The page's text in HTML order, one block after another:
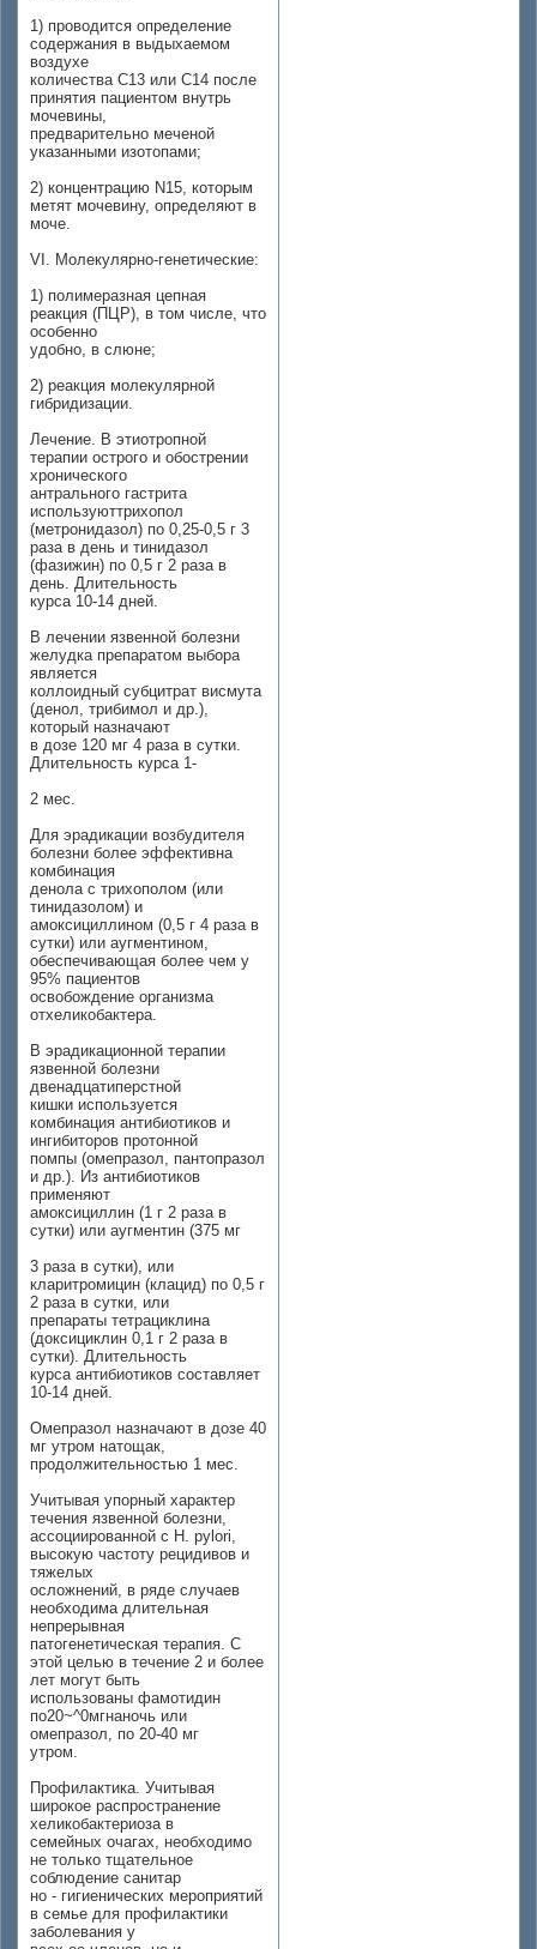
1) проводится определение
содержания в выдыхаемом
воздухе
количества С13 или С14 после
принятия пациентом внутрь
мочевины,
предварительно меченой
указанными изотопами;
2) концентрацию N15, которым
метят мочевину, определяют в
моче.
VI. Молекулярно-генетические:
1) полимеразная цепная
реакция (ПЦР), в том числе, что
особенно
удобно, в слюне;
2) реакция молекулярной
гибридизации.
Лечение. В этиотропной
терапии острого и обострении
хронического
антрального гастрита
используюттрихопол
(метронидазол) по 0,25-0,5 г 3
раза в день и тинидазол
(фазижин) по 0,5 г 2 раза в
день. Длительность
курса 10-14 дней.
В лечении язвенной болезни
желудка препаратом выбора
является
коллоидный субцитрат висмута
(денол, трибимол и др.),
который назначают
в дозе 120 мг 4 раза в сутки.
Длительность курса 1-
2 мес.
Для эрадикации возбудителя
болезни более эффективна
комбинация
денола с трихополом (или
тинидазолом) и
амоксициллином (0,5 г 4 раза в
сутки) или аугментином,
обеспечивающая более чем у
95% пациентов
освобождение организма
отхеликобактера.
В эрадикационной терапии
язвенной болезни
двенадцатиперстной
кишки используется
комбинация антибиотиков и
ингибиторов протонной
помпы (омепразол, пантопразол
и др.). Из антибиотиков
применяют
амоксициллин (1 г 2 раза в
сутки) или аугментин (375 мг
3 раза в сутки), или
кларитромицин (клацид) по 0,5 г
2 раза в сутки, или
препараты тетрациклина
(доксициклин 0,1 г 2 раза в
сутки). Длительность
курса антибиотиков составляет
10-14 дней.
Омепразол назначают в дозе 40
мг утром натощак,
продолжительностью 1 мес.
Учитывая упорный характер
течения язвенной болезни,
ассоциированной с Н. pylori,
высокую частоту рецидивов и
тяжелых
осложнений, в ряде случаев
необходима длительная
непрерывная
патогенетическая терапия. С
этой целью в течение 2 и более
лет могут быть
использованы фамотидин
по20~^0мгнаночь или
омепразол, по 20-40 мг
утром.
Профилактика. Учитывая
широкое распространение
хеликобактериоза в
семейных очагах, необходимо
не только тщательное
соблюдение санитар
но - гигиенических мероприятий
в семье для профилактики
заболевания у